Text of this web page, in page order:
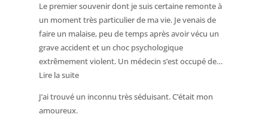
même
pas
imaginer
le
visage
Le premier souvenir dont je suis certaine remonte à
un moment très particulier de ma vie. Je venais de
faire un malaise, peu de temps après avoir vécu un
grave accident et un choc psychologique
extrêmement violent. Un médecin s’est occupé de…
Lire la suite:
heures
J’ai trouvé un inconnu très séduisant. C’était mon
amoureux.